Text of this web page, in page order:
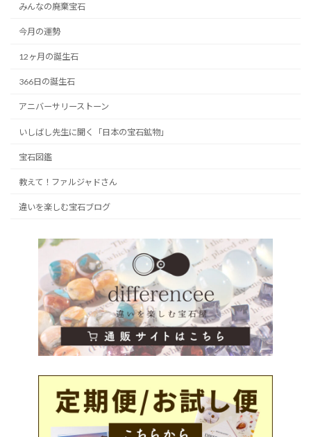
みんなの廃棄宝石
今月の運勢
12ヶ月の誕生石
366日の誕生石
アニバーサリーストーン
いしばし先生に聞く「日本の宝石鉱物」
宝石図鑑
教えて！ファルジャドさん
違いを楽しむ宝石ブログ